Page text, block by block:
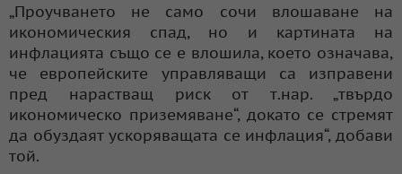
„Проучването не само сочи влошаване на
икономическия спад, но и картината на
инфлацията също се е влошила, което означава,
че европейските управляващи са изправени
пред нарастващ риск от т.нар. „твърдо
икономическо приземяване“, докато се стремят
да обуздаят ускоряващата се инфлация“, добави
той.